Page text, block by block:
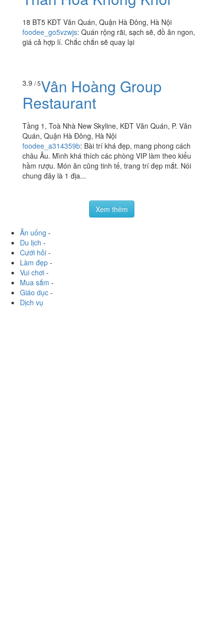
4.0/ 5Vua Nướng - Nướng
Than Hoa Không Khói
giá cả hợp lí. Chắc chắn sẽ quay lại
3.9/ 5 Vân Hoàng Group
Restaurant
Tầng 1, Toà Nhà New Skyline, KĐT Văn Quán, P. Văn
Quán, Quận Hà Đông, Hà Nội
châu Âu. Mình khá thích các phòng VIP làm theo kiểu
hầm rượu. Món ăn cũng tinh tế, trang trí đẹp mắt. Nói
Ăn uống
Du lịch-
Cưới hỏi-
Làm đẹp